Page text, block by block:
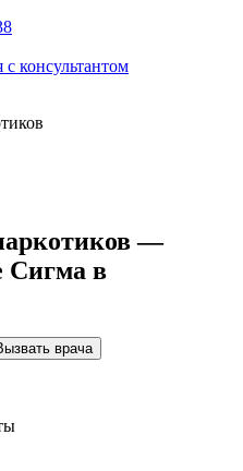
консультантом
—
Сигма в
врача